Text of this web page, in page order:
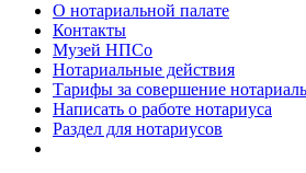
О нотариальной палате
Контакты
Музей НПСо
Нотариальные действия
Тарифы за совершение
Написать о работе нотариуса
Раздел для нотариусов